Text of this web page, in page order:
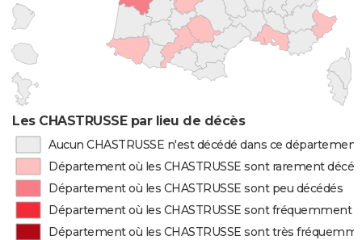
Les CHASTRUSSE par lieu de décès
Aucun CHASTRUSSE n'est décédé dans ce département
Département où les CHASTRUSSE sont rarement
Département où les CHASTRUSSE sont peu décédés
Département où les CHASTRUSSE sont fréquemment
Département où les CHASTRUSSE sont très